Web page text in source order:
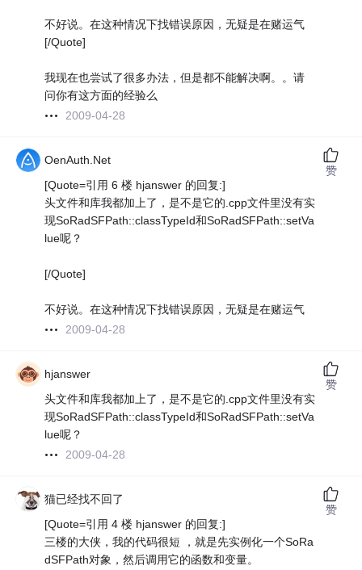
不好说。在这种情况下找错误原因，无疑是在赌运气
[/Quote]
我现在也尝试了很多办法，但是都不能解决啊。。请
问你有这方面的经验么
2009-04-28
OenAuth.Net
[Quote=引用 6 楼 hjanswer 的回复:]
头文件和库我都加上了，是不是它的.cpp文件里没有实
现SoRadSFPath::classTypeId和SoRadSFPath::setVa
lue呢？
[/Quote]
不好说。在这种情况下找错误原因，无疑是在赌运气
2009-04-28
赞
hjanswer
头文件和库我都加上了，是不是它的.cpp文件里没有实
现SoRadSFPath::classTypeId和SoRadSFPath::setVa
lue呢？
2009-04-28
赞
猫已经找不回了
[Quote=引用 4 楼 hjanswer 的回复:]
三楼的大侠，我的代码很短 ，就是先实例化一个SoRa
dSFPath对象，然后调用它的函数和变量。
赞